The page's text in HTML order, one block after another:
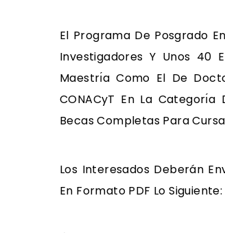
El Programa De Posgrado
Investigadores Y Unos 40
Maestrı́a Como El De
CONACyT En La Categorı́a
Becas Completas Para
Los Interesados Deberán
En Formato PDF Lo Siguiente: